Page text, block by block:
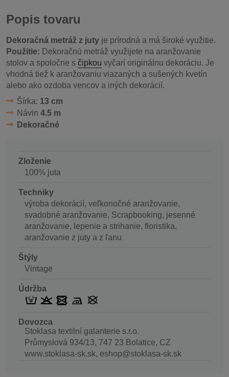
Popis tovaru
Dekoračná metráž z juty je prírodná a má široké využitie.
Použitie: Dekoračnú metráž využijete na aranžovanie
stolov a spoločne s čipkou vyčarí originálnu dekoráciu. Je
vhodná tiež k aranžovaniu viazaných a sušených kvetín
alebo ako ozdoba vencov a iných dekorácií.
Šírka: 13 cm
Návin 4.5 m
Dekoračné
Zloženie
100% juta
Techniky
výroba dekorácií, veľkonočné aranžovanie,
svadobné aranžovanie, Scrapbooking, jesenné
aranžovanie, lepenie a strihanie, floristika,
aranžovanie z juty a z ľanu
Štýly
Vintage
Údržba
Dovozca
Stoklasa textilní galanterie s.r.o.
Průmyslová 934/13, 747 23 Bolatice, CZ
www.stoklasa-sk.sk, eshop@stoklasa-sk.sk